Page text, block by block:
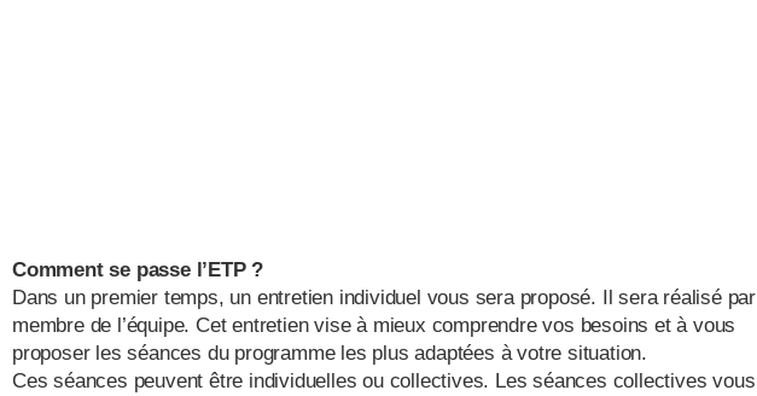
Comment se passe l’ETP ?
Dans un premier temps, un entretien individuel vous sera proposé. Il sera réalisé
membre de l’équipe. Cet entretien vise à mieux comprendre vos besoins et à vous
proposer les séances du programme les plus adaptées à votre situation.
Ces séances peuvent être individuelles ou collectives. Les séances collectives vous